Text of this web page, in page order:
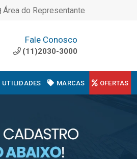
Área do Representante
Fale Conosco
(11)2030-3000
UTILIDADES MARCAS OFERTAS